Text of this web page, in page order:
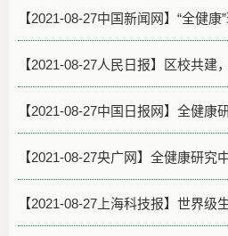
【2021-08-27中国新闻网】“全健康
【2021-08-27人民日报】区校共建
【2021-08-27中国日报网】全健康
【2021-08-27央广网】全健康研究
【2021-08-27上海科技报】世界级